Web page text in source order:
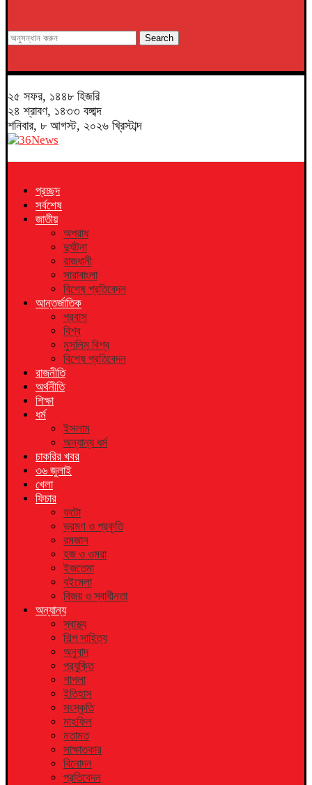
Search
২৫ সফর, ১৪৪৮ হিজরি
২৪ শ্রাবণ, ১৪৩৩ বঙ্গাব্দ
শনিবার, ৮ আগস্ট, ২০২৬ খ্রিস্টাব্দ
প্রচ্ছদ
সর্বশেষ
জাতীয়
অপরাধ
দুর্ঘটনা
রাজধানী
সারাবাংলা
বিশেষ প্রতিবেদন
আন্তর্জাতিক
প্রবাস
বিশ্ব
মুসলিম বিশ্ব
বিশেষ প্রতিবেদন
রাজনীতি
অর্থনীতি
শিক্ষা
ধর্ম
ইসলাম
অন্যান্য ধর্ম
চাকরির খবর
৩৬ জুলাই
খেলা
ফিচার
ফটো
ভ্রমণ ও প্রকৃতি
রমজান
হজ ও ওমরা
ইজতেমা
বইমেলা
বিজয় ও স্বাধীনতা
অন্যান্য
স্বাস্থ্য
শিল্প সাহিত্য
অনুবাদ
প্রযুক্তি
শাপলা
ইতিহাস
সংস্কৃতি
মাহফিল
মতামত
সাক্ষাতকার
বিনোদন
প্রতিবেদন